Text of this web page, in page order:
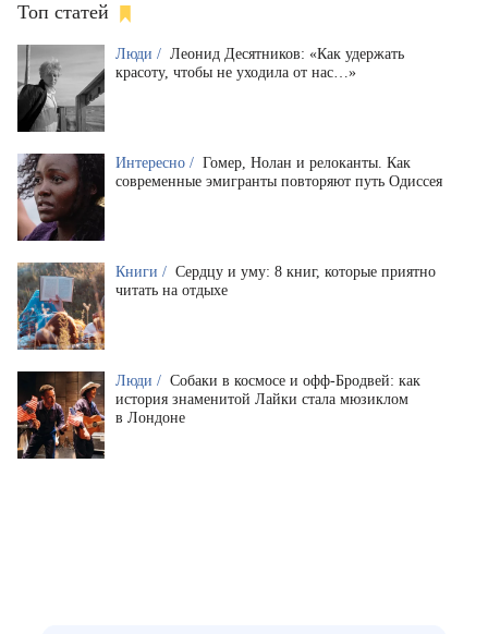
Топ статей
Люди / Леонид Десятников: «Как удержать
красоту, чтобы не уходила от нас…»
Интересно / Гомер, Нолан и релоканты. Как
современные эмигранты повторяют путь Одиссея
Книги / Сердцу и уму: 8 книг, которые приятно
читать на отдыхе
Люди / Собаки в космосе и офф-Бродвей: как
история знаменитой Лайки стала мюзиклом
в Лондоне